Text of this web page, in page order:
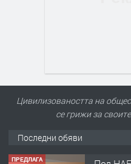
Цивилизоваността на
се грижи за
Последни обяви
ПРЕДЛАГА